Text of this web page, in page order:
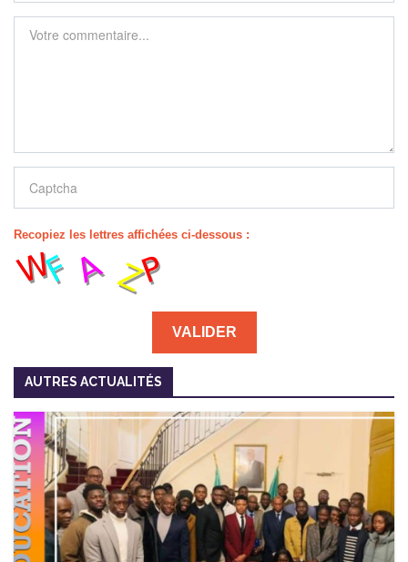
Recopiez les lettres affichées ci-dessous :
AUTRES ACTUALITÉS